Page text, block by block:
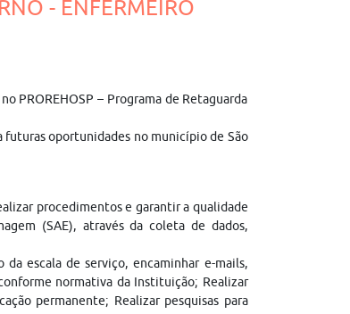
- ENFERMEIRO
PROREHOSP – Programa de Retaguarda
futuras oportunidades no município de São
procedimentos e garantir a qualidade
(SAE), através da coleta de dados,
escala de serviço, encaminhar e-mails,
normativa da Instituição; Realizar
permanente; Realizar pesquisas para